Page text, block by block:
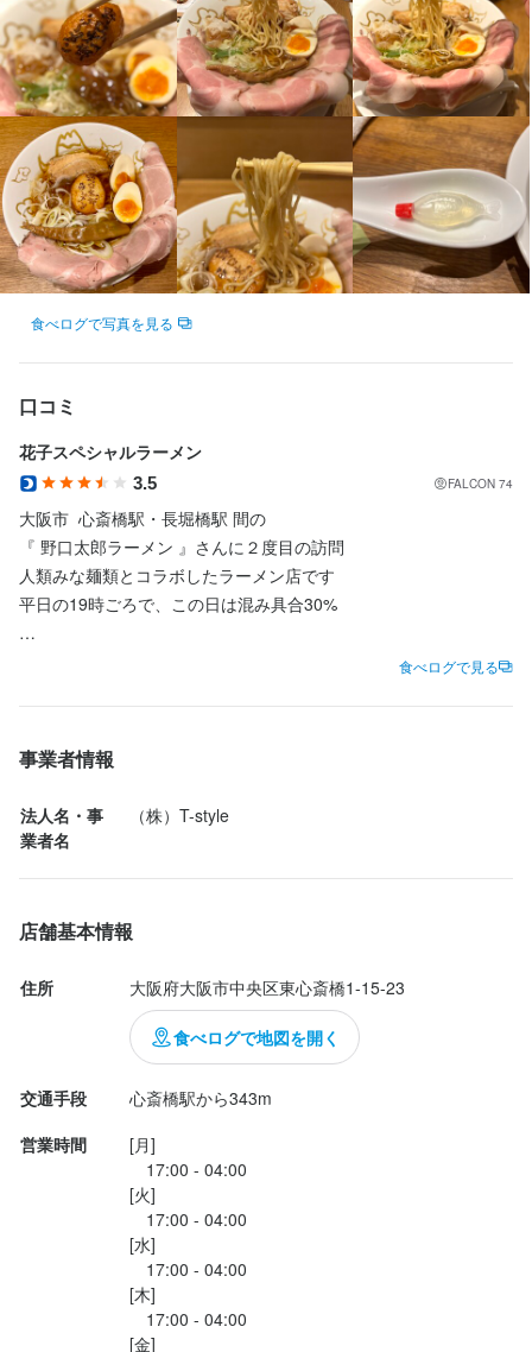
食べログで写真を見る
口コミ
花子スペシャルラーメン
3.5 FALCON 74
大阪市  心斎橋駅・長堀橋駅 間の
『 野口太郎ラーメン 』さんに２度目の訪問
人類みな麺類とコラボしたラーメン店です
平日の19時ごろで、この日は混み具合30%
スープは鰹と昆布ベースにした
あっさり醤油味で食べやすかったです
欲を言えば もうちょっとインパクトが
麺は全粒粉の中細モッチリ食感で
さつま揚げ、ホロホロ食感のチャーシュー、
レアチャーシュー、味玉、メンマ、
コリコリ食感の白キクラゲ それぞれ
普通に美味しかったです
若い女性スタッフさんが丁寧な接客で
感じ良かったですね、食後も外まで出て
来て「ありがとうございま...
食べログで見る
事業者情報
法人名・事
業者名
（株）T-style
店舗基本情報
住所 大阪府大阪市中央区東心斎橋1-15-23
食べログで地図を開く
交通手段
心斎橋駅から343m
営業時間
[月]
17:00 - 04:00
[火]
17:00 - 04:00
[水]
17:00 - 04:00
[木]
17:00 - 04:00
[金]
案内 ▼ 【2】オーダー ▼ 【3】出来上がったラーメンの提供 ▼
【4】お会計 ▼ 【5】空いたお席の片付け  これの繰り返しです♪
♪  ご注文がラーメンとサイドメニューくらいなので オーダーを取
るのもとてもカンタンです★  他にも洗い物やカンタンな盛り付け
なども お手伝いいただきます◎  *゜・。・o゜・。*゜・。・o*  ★
未経験も安心の丁寧な研修をおこないます！  しっかりと研修があ
るので 未経験やバイトデビューでも安心してください◎  一緒に
スタートする同期もたくさんいます！ 新しいお店のOPENを一緒
に盛り上げましょう☆゜
この仕事のおすすめポイント
【★ しっかり稼げて柔軟なシフト！ 】  頑張りはお給料に反映し
ます！！ スピード昇給も可能なので モチベーションもUP↑↑☆
】  無料＆食べ放題！！ 食費も浮くので一人暮らしさんにも 大好
評⌒♪
身に付くスキル
盛り付け技術
店名
大阪府大阪市中央区東心斎橋1-15-23
0907-750-3614
法人名・事業者名
最終更新日2023/04/13